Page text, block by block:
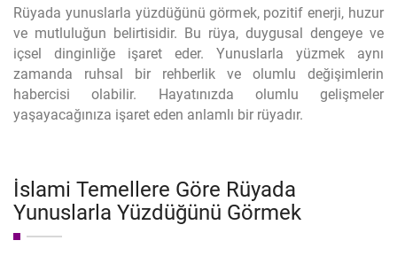
Rüyada yunuslarla yüzdüğünü görmek, pozitif enerji, huzur
ve mutluluğun belirtisidir. Bu rüya, duygusal dengeye ve
içsel dinginliğe işaret eder. Yunuslarla yüzmek aynı
zamanda ruhsal bir rehberlik ve olumlu değişimlerin
habercisi olabilir. Hayatınızda olumlu gelişmeler
yaşayacağınıza işaret eden anlamlı bir rüyadır.
İslami Temellere Göre Rüyada
Yunuslarla Yüzdüğünü Görmek